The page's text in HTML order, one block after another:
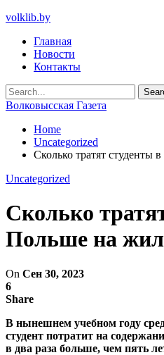
volklib.by
Главная
Новости
Контакты
Волковысская Газета
Home
Uncategorized
Сколько тратят студенты
Uncategorized
Сколько
Польше на
On Сен 30, 2023
6
Share
В нынешнем учебном году
студент потратит на
в два раза больше, чем пять